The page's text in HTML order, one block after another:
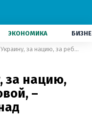
ЭКОНОМИКА
Бьемся за Украину, за нацию, за ребят на передовой, – Бондарь о победе над Ирландией
за нацию,
–